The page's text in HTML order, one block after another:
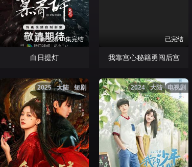
更新至第40集完结
白日提灯
已完结
我靠宫心秘籍勇闯后宫
短剧
大陆
2025 电视剧
大陆
2024